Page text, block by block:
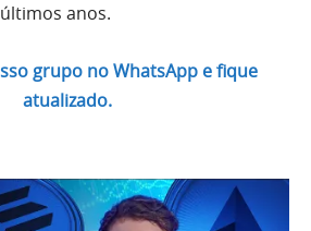
anos.
grupo no WhatsApp e fique
atualizado.